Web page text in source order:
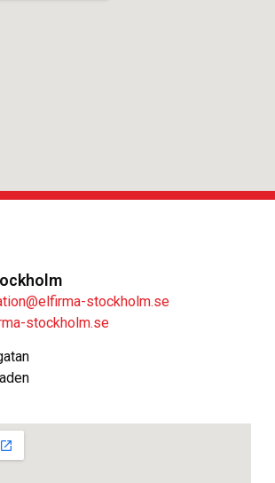
stockholm.se
stockholm.se